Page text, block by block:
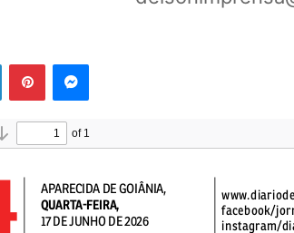
LinkedinPinterestMessenger